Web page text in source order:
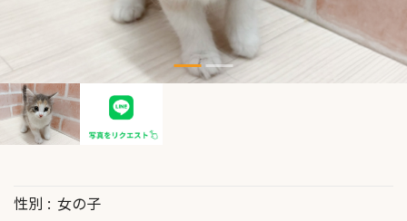
性別
女の子